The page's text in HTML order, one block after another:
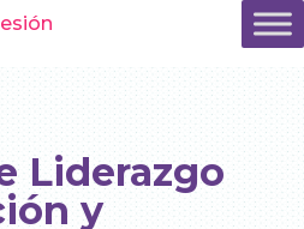
Liderazgo
y